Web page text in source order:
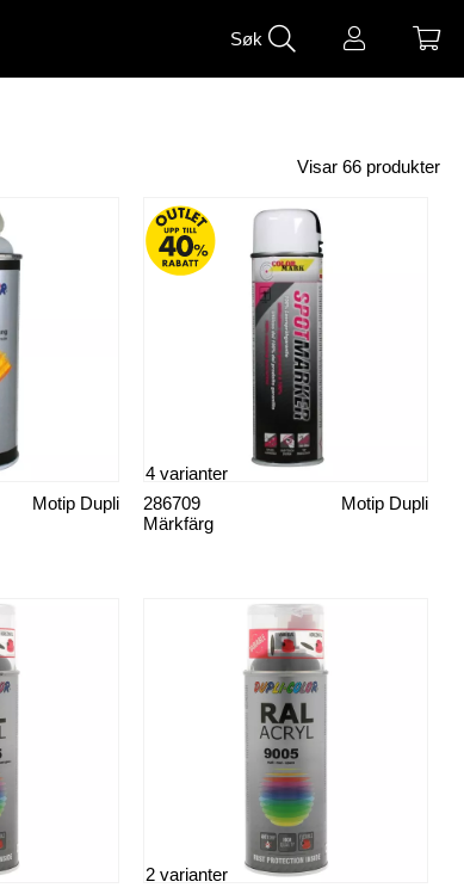
Søk
Visar 66 produkter
Motip Dupli
Märkfärg
Motip Dupli
286709
4 varianter
2 varianter